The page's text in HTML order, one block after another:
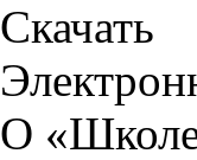
Скачать
О